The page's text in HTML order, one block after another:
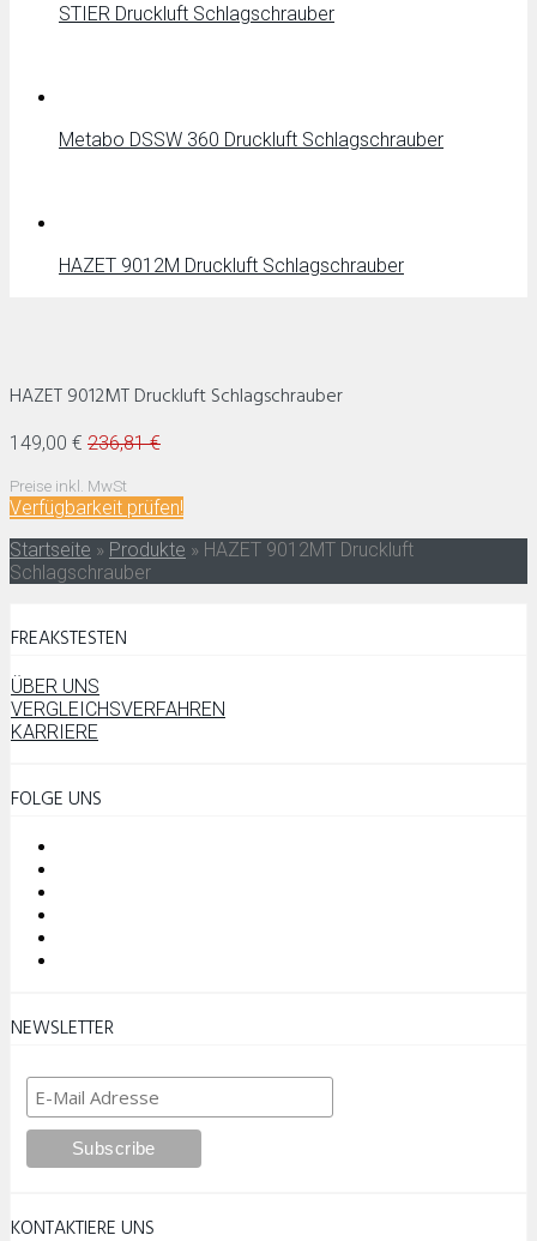
STIER Druckluft Schlagschrauber
Metabo DSSW 360 Druckluft Schlagschrauber
HAZET 9012M Druckluft Schlagschrauber
HAZET 9012MT Druckluft Schlagschrauber
149,00 € 236,81 €
Preise inkl. MwSt
Verfügbarkeit prüfen!
Startseite » Produkte » HAZET 9012MT Druckluft
Schlagschrauber
FREAKSTESTEN
ÜBER UNS
VERGLEICHSVERFAHREN
KARRIERE
FOLGE UNS
NEWSLETTER
KONTAKTIERE UNS